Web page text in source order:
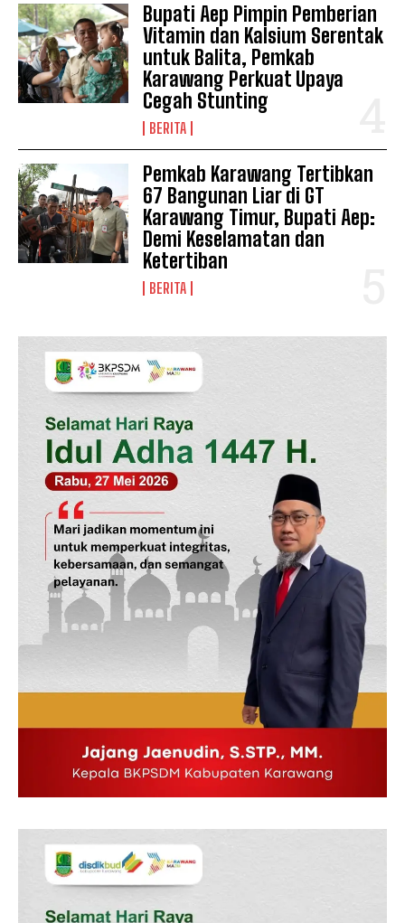
Bupati Aep Pimpin Pemberian
Vitamin dan Kalsium Serentak
untuk Balita, Pemkab
Karawang Perkuat Upaya
Cegah Stunting
BERITA
Pemkab Karawang Tertibkan
67 Bangunan Liar di GT
Karawang Timur, Bupati Aep:
Demi Keselamatan dan
Ketertiban
BERITA